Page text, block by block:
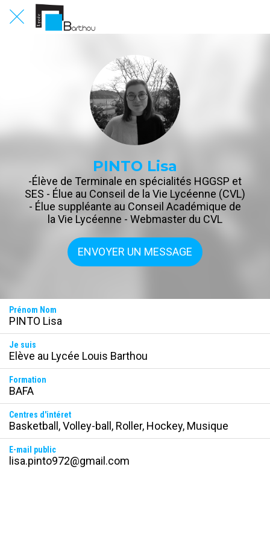
PINTO Lisa
-Élève de Terminale en spécialités HGGSP et
SES - Élue au Conseil de la Vie Lycéenne (CVL)
- Élue suppléante au Conseil Académique de
la Vie Lycéenne - Webmaster du CVL
ENVOYER UN MESSAGE
Prénom Nom
PINTO Lisa
Je suis
Elève au Lycée Louis Barthou
Formation
BAFA
Centres d'intéret
Basketball, Volley-ball, Roller, Hockey, Musique
E-mail public
lisa.pinto972@gmail.com